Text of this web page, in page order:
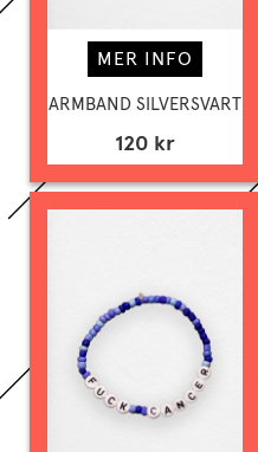
MER INFO
ARMBAND SILVERSVART
120 kr